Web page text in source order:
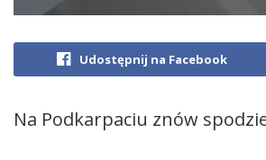
Udostępnij na Facebook
Na Podkarpaciu znów